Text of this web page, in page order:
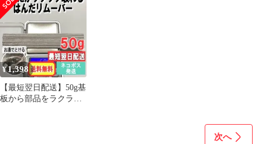
¥1,398
【最短翌日配送】50g基
板から部品をラクラク
次へ